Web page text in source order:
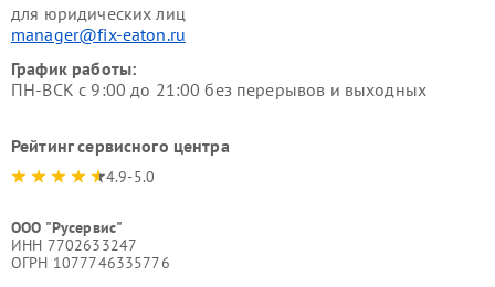
для юридических лиц
manager@fix-eaton.ru
График работы:
ПН-ВСК с 9:00 до 21:00 без перерывов и выходных
Рейтинг сервисного центра
4.9-5.0
ООО "Русервис"
ИНН 7702633247
ОГРН 1077746335776